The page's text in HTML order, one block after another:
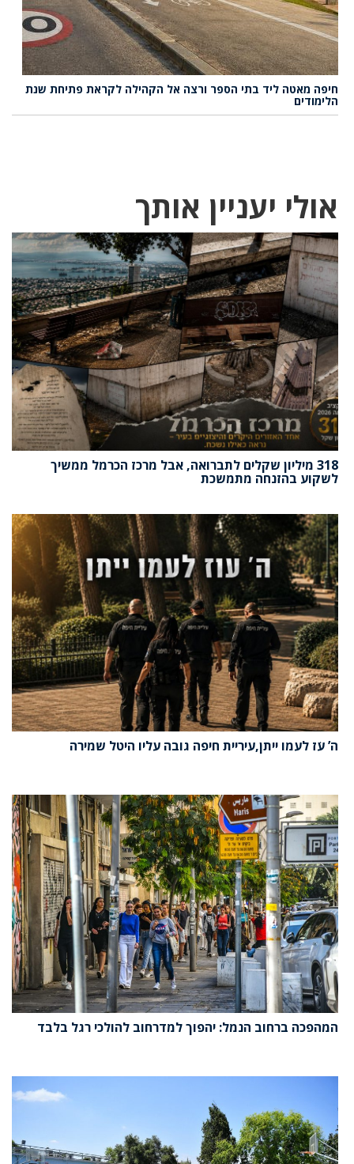
חיפה מאטה ליד בתי הספר ורצה אל הקהילה לקראת פתיחת שנת
הלימודים
אולי יעניין אותך
318 מיליון שקלים לתברואה, אבל מרכז הכרמל ממשיך
לשקוע בהזנחה מתמשכת
ה’ עֹז לעמו ייתן,עיריית חיפה גובה עליו היטל שמירה
המהפכה ברחוב הנמל: יהפוך למדרחוב להולכי רגל בלבד